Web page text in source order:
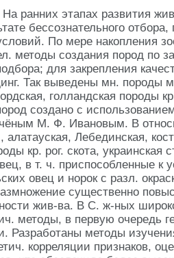
ранних этапах развития
бессознательного
По мере накопления
методы создания пород по
для закрепления
Так выведены мн. породы
голландская породы
создано с
М. Ф. Ивановым. В
, алатауская, Лебединская,
кр. рог. скота, украинская
в т. ч. приспособленные к
овец и норок с разл.
существенно
жив-ва. В С. ж-ных
методы, в первую очередь
Разработаны методы
корреляции признаков,